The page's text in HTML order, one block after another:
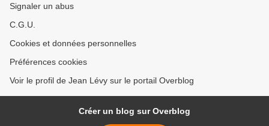
Signaler un abus
C.G.U.
Cookies et données personnelles
Préférences cookies
Voir le profil de Jean Lévy sur le portail Overblog
Créer un blog sur Overblog